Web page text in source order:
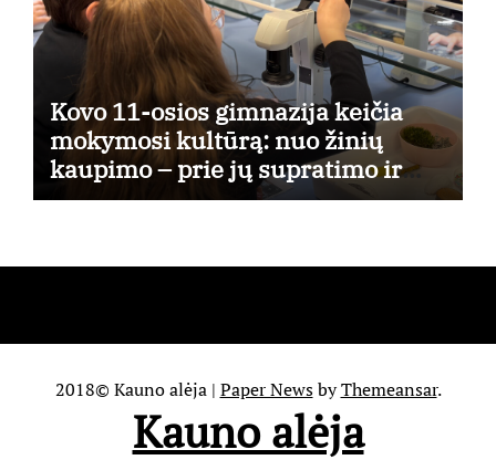
Kovo 11-osios gimnazija keičia
mokymosi kultūrą: nuo žinių
kaupimo – prie jų supratimo ir
taikymo
2018© Kauno alėja | Paper NewsbyThemeansar.
Kauno alėja